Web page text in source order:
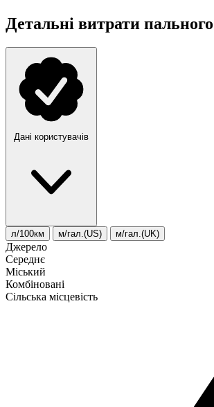
Детальні витрати пального
Дані користувачів
л/100км м/гал.(US) м/гал.(UK)
Джерело
Середнє
Міський
Комбіновані
Сільська місцевість